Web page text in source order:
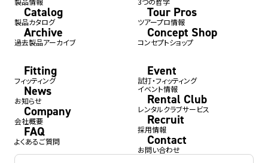
Catalog
製品カタログ
Archive
過去製品アーカイブ
Tour Pros
ツアープロ情報
Concept Shop
コンセプトショップ
Fitting
フィッティング
News
お知らせ
Company
会社概要
FAQ
よくあるご質問
Event
試打・フィッティング
イベント情報
Rental Club
レンタルクラブサービス
Recruit
採用情報
Contact
お問い合わせ